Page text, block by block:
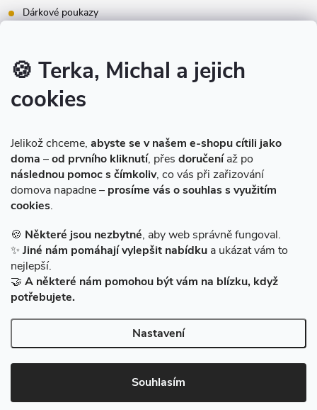
🍪 Terka, Michal a jejich
cookies
Jelikož chceme, abyste se v našem e-shopu cítili jako
doma –od prvního kliknutí, přes doručeníaž po
následnou pomoc s čímkoliv, co vás při zařizování
domova napadne – prosíme vás o souhlas s využitím
cookies.
🍪 Některé jsou nezbytné, aby web správně fungoval.
✨ Jiné nám pomáhají vylepšit nabídku a ukázat vám to
nejlepší.
🤝 A některé nám pomohou být vám na blízku, když
potřebujete.
Nastavení
Souhlasím
Dárkové poukazy
Instagram
Facebook
Zprovozněný e-shop na Shoptetu máme od DF
Copyright 2026BAZARMS-HK. Všechna práva vyhrazena.